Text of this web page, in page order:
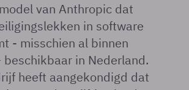
van Anthropic dat
in software
- misschien al binnen
in Nederland.
heeft aangekondigd dat